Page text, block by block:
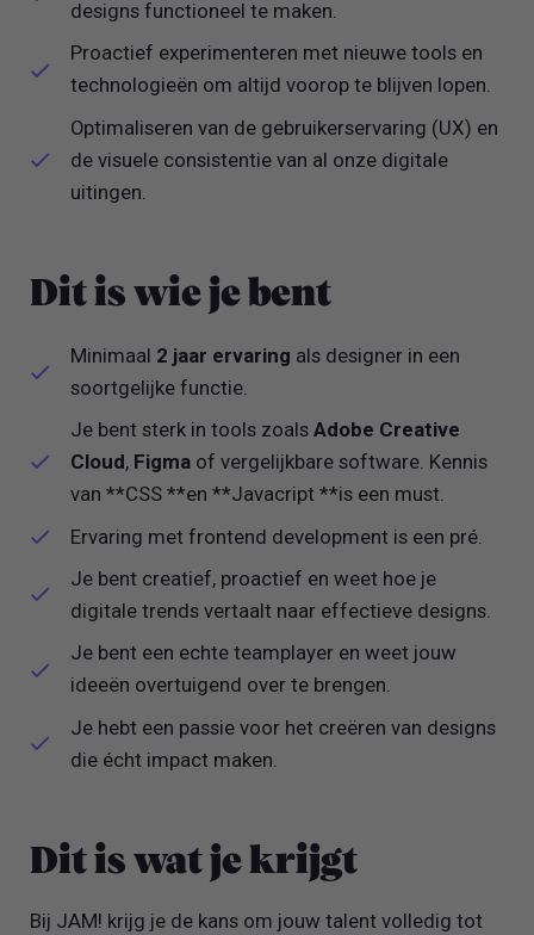
designs functioneel te maken.
Proactief experimenteren met nieuwe tools en
technologieën om altijd voorop te blijven lopen.
Optimaliseren van de gebruikerservaring (UX) en
de visuele consistentie van al onze digitale
uitingen.
Dit is wie je bent
Minimaal 2 jaar ervaring als designer in een
soortgelijke functie.
Je bent sterk in tools zoalsAdobe Creative
Cloud, Figma of vergelijkbare software. Kennis
van **CSS **en **Javacript **is een must.
Ervaring met frontend development is een pré.
Je bent creatief, proactief en weet hoe je
digitale trends vertaalt naar effectieve designs.
Je bent een echte teamplayer en weet jouw
ideeën overtuigend over te brengen.
Je hebt een passie voor het creëren van designs
die écht impact maken.
Dit is wat je krijgt
Bij JAM! krijg je de kans om jouw talent volledig tot